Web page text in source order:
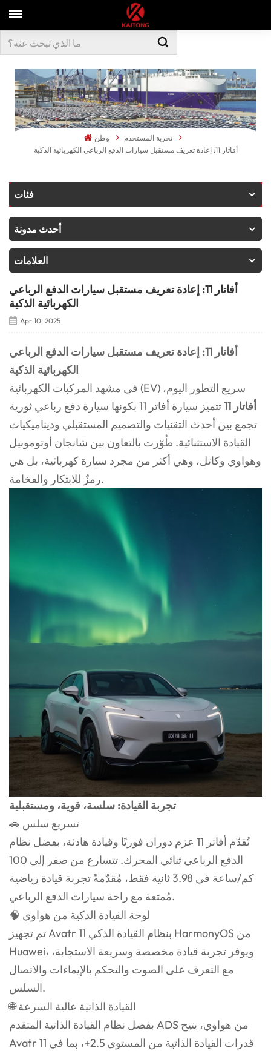
وطن
تجربة المستخدم
أفاتار 11: إعادة تعريف مستقبل سيارات الدفع الرباعي الكهربائية الذكية
فئات
أحدث مدونة
العلامات
أفاتار 11: إعادة تعريف مستقبل سيارات الدفع الرباعي
الكهربائية الذكية
Apr 10, 2025
أفاتار 11: إعادة تعريف مستقبل سيارات الدفع الرباعي
الكهربائية الذكية
في مشهد المركبات الكهربائية (EV) سريع التطور اليوم،
أفاتار 11
تتميز سيارة أفاتر 11 بكونها سيارة دفع رباعي ثورية
تجمع بين أحدث التقنيات والتصميم المستقبلي وديناميكيات
القيادة الاستثنائية. طُوّرت بالتعاون بين شانجان أوتوموبيل
وهواوي وكاتل، وهي أكثر من مجرد سيارة كهربائية، بل هي
رمزٌ للابتكار والفخامة.
تجربة القيادة: سلسة، قوية، ومستقبلية
🚗 تسريع سلس
تُقدّم أفاتر 11 عزم دوران فوريًا وقيادة هادئة، بفضل نظام
الدفع الرباعي ثنائي المحرك. تتسارع من صفر إلى 100
كم/ساعة في 3.98 ثانية فقط، مُقدّمةً تجربة قيادة رياضية
مُمتعة مع راحة سيارات الدفع الرباعي.
🧠 لوحة القيادة الذكية من هواوي
تم تجهيز Avatr 11 بنظام القيادة الذكي HarmonyOS من
Huawei، ويوفر تجربة قيادة مخصصة وسريعة الاستجابة،
مع التعرف على الصوت والتحكم بالإيماءات والاتصال
السلس.
🌐 القيادة الذاتية عالية السرعة
بفضل نظام القيادة الذاتية المتقدم ADS من هواوي، يتيح
Avatr 11 قدرات القيادة الذاتية من المستوى 2.5+، بما في